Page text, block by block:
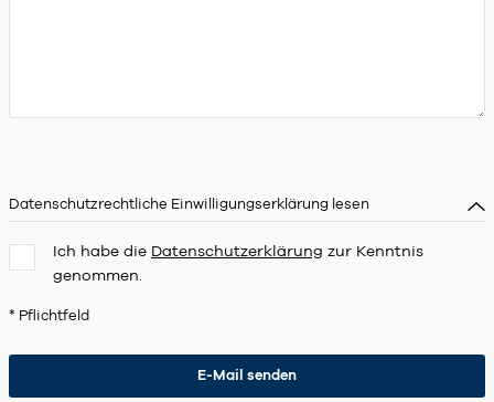
Datenschutzrechtliche Einwilligungserklärung lesen
Ich habe die Datenschutzerklärung zur Kenntnis
genommen.
* Pflichtfeld